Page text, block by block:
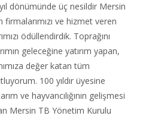
dönümünde üç nesildir Mersin
ve hizmet veren
ödüllendirdik. Toprağını
geleceğine yatırım yapan,
değer katan tüm
100 yıldır üyesine
ve hayvancılığının gelişmesi
Mersin TB Yönetim Kurulu